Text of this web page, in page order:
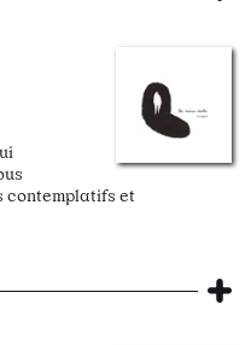
contemplatifs et